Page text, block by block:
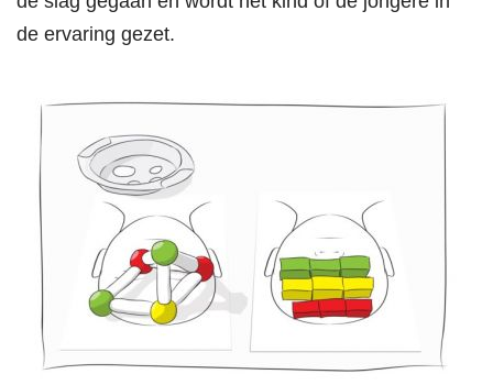
de ervaring gezet.